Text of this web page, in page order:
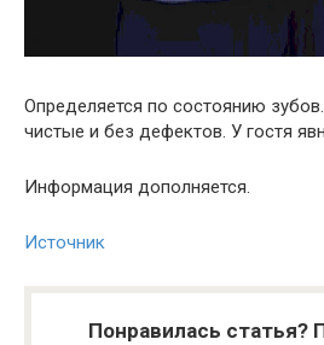
Определяется по состоянию
чистые и без дефектов. У гостя
Информация дополняется.
Источник
Понравилась статья?